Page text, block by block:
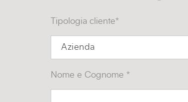
Tipologia cliente*
Nome e Cognome *